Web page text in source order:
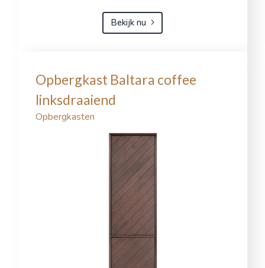
Bekijk nu
Opbergkast Baltara coffee
linksdraaiend
Opbergkasten